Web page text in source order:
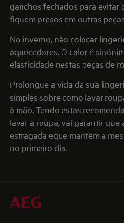
ganchos fechados para evitar
fiquem presos em outras
No inverno, não colocar
aquecedores. O calor é
elasticidade nestas peças de
Prolongue a vida da sua
simples sobre como lavar
à mão. Tendo estas
lavar a roupa, vai garantir que
estragada eque mantém a
no primeiro dia.